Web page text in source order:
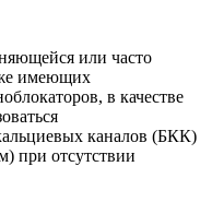
или часто
имеющих
в качестве
каналов (БКК)
при отсутствии